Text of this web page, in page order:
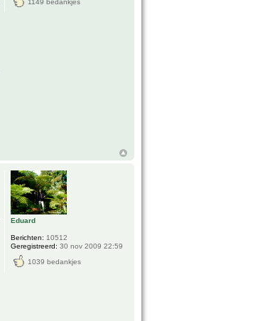
1149 bedankjes
Eduard
Berichten: 10512
Geregistreerd: 30 nov 2009 22:59
1039 bedankjes